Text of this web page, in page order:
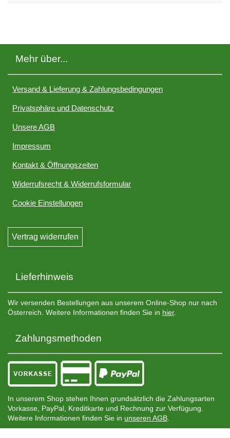
Mehr über...
Versand & Lieferung & Zahlungsbedingungen
Privatsphäre und Datenschutz
Unsere AGB
Impressum
Kontakt & Öffnungszeiten
Widerrufsrecht & Widerrufsformular
Cookie Einstellungen
Vertrag widerrufen
Lieferhinweis
Wir versenden Bestellungen aus unserem Online-Shop nur nach
Österreich. Weitere Informationen finden Sie in hier.
Zahlungsmethoden
In unserem Shop stehen Ihnen grundsätzlich die Zahlungsarten
Vorkasse, PayPal, Kreditkarte und Rechnung zur Verfügung.
Weitere Informationen finden Sie in unseren AGB